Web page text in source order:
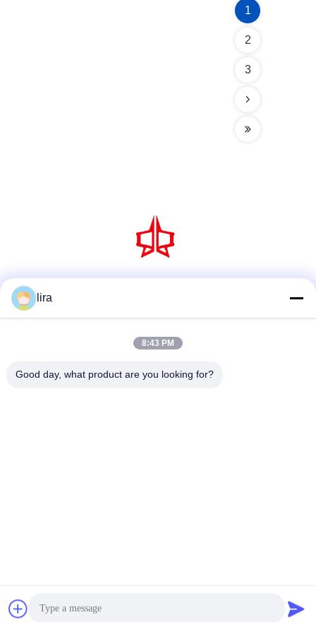
1
2
3
टेलीफोन
Jiangyin Jinlida Light Industry Machinery Co.,Ltd सभी अधिकार सुरक्षित
lira
8:43 PM
Good day, what product are you looking for?